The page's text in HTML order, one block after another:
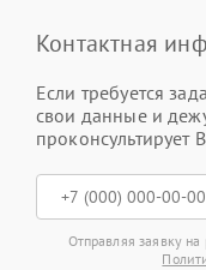
Контактная
Если требуется
свои данные и
проконсультирует
Отправляя заявку